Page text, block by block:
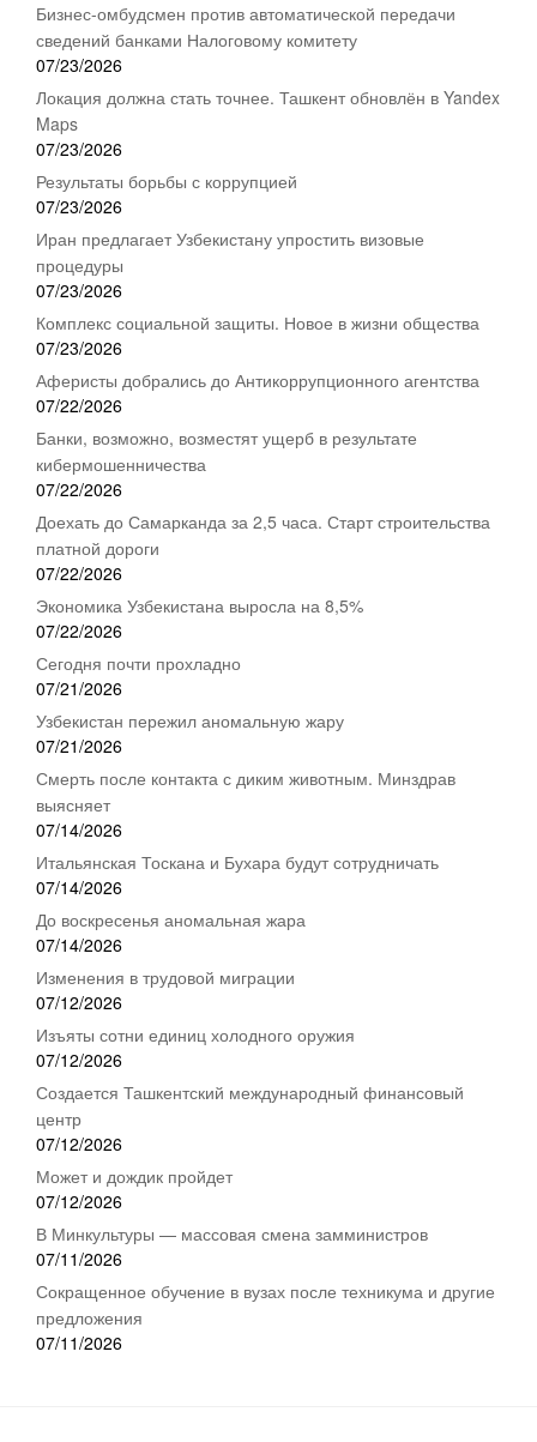
Бизнес-омбудсмен против автоматической передачи
сведений банками Налоговому комитету
07/23/2026
Локация должна стать точнее. Ташкент обновлён в Yandex
Maps
07/23/2026
Результаты борьбы с коррупцией
07/23/2026
Иран предлагает Узбекистану упростить визовые
процедуры
07/23/2026
Комплекс социальной защиты. Новое в жизни общества
07/23/2026
Аферисты добрались до Антикоррупционного агентства
07/22/2026
Банки, возможно, возместят ущерб в результате
кибермошенничества
07/22/2026
Доехать до Самарканда за 2,5 часа. Старт строительства
платной дороги
07/22/2026
Экономика Узбекистана выросла на 8,5%
07/22/2026
Сегодня почти прохладно
07/21/2026
Узбекистан пережил аномальную жару
07/21/2026
Смерть после контакта с диким животным. Минздрав
выясняет
07/14/2026
Итальянская Тоскана и Бухара будут сотрудничать
07/14/2026
До воскресенья аномальная жара
07/14/2026
Изменения в трудовой миграции
07/12/2026
Изъяты сотни единиц холодного оружия
07/12/2026
Создается Ташкентский международный финансовый
центр
07/12/2026
Может и дождик пройдет
07/12/2026
В Минкультуры — массовая смена замминистров
07/11/2026
Сокращенное обучение в вузах после техникума и другие
предложения
07/11/2026